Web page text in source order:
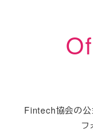
Fintech協会の公
フ